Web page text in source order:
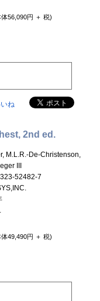
56,090円 ＋ 税)
ね
2nd ed.
M.L.R.-De-Christenson,
III
323-52482-7
49,490円 ＋ 税)